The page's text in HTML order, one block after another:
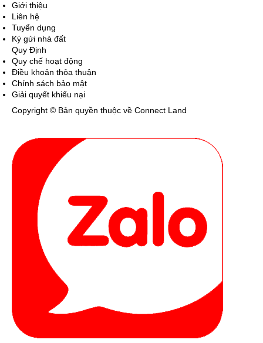
Giới thiệu
Liên hệ
Tuyển dụng
Ký gửi nhà đất
Quy Định
Quy chế hoạt động
Điều khoản thỏa thuận
Chính sách bảo mật
Giải quyết khiếu nại
Copyright © Bản quyền thuộc về Connect Land